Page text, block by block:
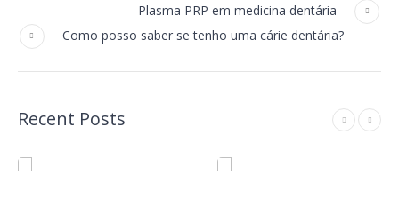
Plasma PRP em medicina dentária
Como posso saber se tenho uma cárie dentária?
Recent Posts